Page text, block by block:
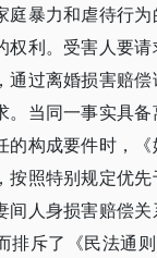
庭暴力和虐待行
权利。受害人要
通过离婚损害赔
。当同一事实具
构成要件时，《
按照特别规定优
间人身损害赔偿
排斥了《民法通